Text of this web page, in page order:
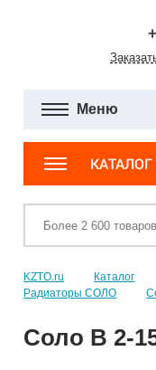
Меню
KZTO.ru Каталог
Радиаторы СОЛО
Соло В 2-